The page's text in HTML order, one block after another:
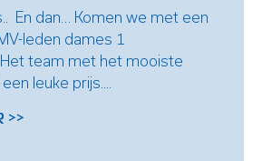
En dan… Komen we met een
leden dames 1
team met het mooiste
leuke prijs....
>>